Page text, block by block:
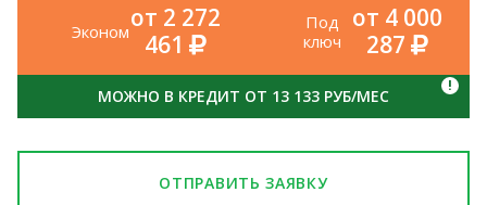
Экономот 2 272
461
Под
ключ
от 4 000
287
МОЖНО В КРЕДИТ ОТ 13 133 РУБ/МЕС
!
ОТПРАВИТЬ ЗАЯВКУ